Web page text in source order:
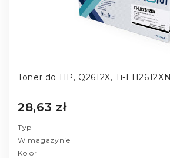
Toner do HP, Q2612X, Ti-LH2612XN
28,63 zł
Typ
W magazynie
Kolor